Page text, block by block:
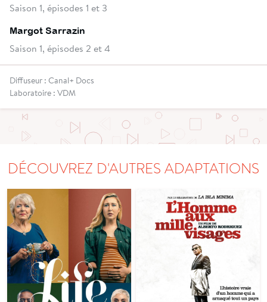
Saison 1, épisodes 1 et 3
Margot Sarrazin
Saison 1, épisodes 2 et 4
Diffuseur : Canal+ Docs
Laboratoire : VDM
DÉCOUVREZ D'AUTRES ADAPTATIONS